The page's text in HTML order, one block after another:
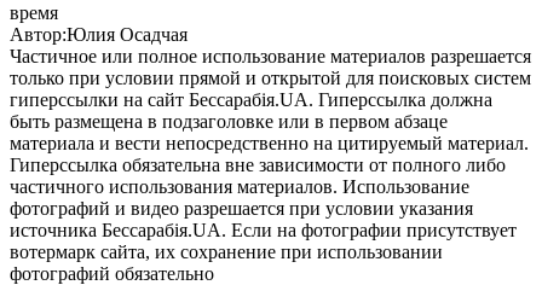
время
Автор:Юлия Осадчая
Частичное или полное использование материалов разрешается
только при условии прямой и открытой для поисковых систем
гиперссылки на сайт Бессарабія.UA. Гиперссылка должна
быть размещена в подзаголовке или в первом абзаце
материала и вести непосредственно на цитируемый материал.
Гиперссылка обязательна вне зависимости от полного либо
частичного использования материалов. Использование
фотографий и видео разрешается при условии указания
источника Бессарабія.UA. Если на фотографии присутствует
вотермарк сайта, их сохранение при использовании
фотографий обязательно